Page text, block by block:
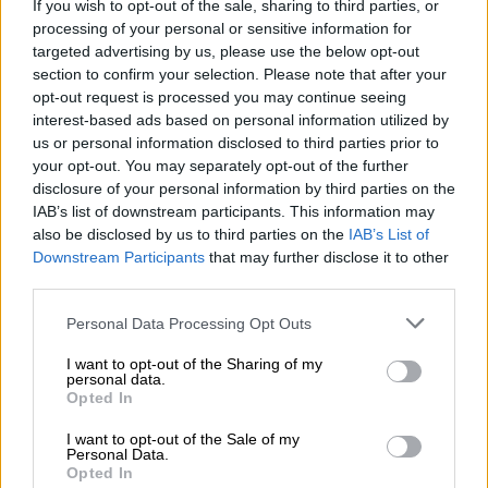
If you wish to opt-out of the sale, sharing to third parties, or
processing of your personal or sensitive information for
targeted advertising by us, please use the below opt-out
section to confirm your selection. Please note that after your
opt-out request is processed you may continue seeing
interest-based ads based on personal information utilized by
us or personal information disclosed to third parties prior to
your opt-out. You may separately opt-out of the further
disclosure of your personal information by third parties on the
IAB’s list of downstream participants. This information may
also be disclosed by us to third parties on the IAB’s List of
Downstream Participants that may further disclose it to other
Please note that this website/app uses one or more Google
not limited to your visit or usage behaviour. You may click to
grant or deny consent to Google and its third-party tags to
use your data for below specified purposes in below Google
consent section.
Personal Data Processing Opt Outs
I want to opt-out of the Sharing of my
personal data.
Opted In
I want to opt-out of the Sale of my
Personal Data.
Opted In
τραυματίστηκαν.
Βουλευτέςτης συμπολίτευσης,
αντιδρώντας, σηκώθηκαν από τα έδρανά
τους, κινήθηκαν προς τουςσυναδέλφους
τους που διαμαρτύρονταν και ακολούθησε
συμπλοκή. Έπεσαν μπουνιές,σφαλιάρες
μαλλιοτραβήγματα και ακούστηκαν χυδαίες
ύβρεις. Η αστυνομία πουεισήλθεστην
αίθουσα έπειτα από εντολή της προέδρου
της Βουλής με δυσκολία κατάφερε να
αποτρέψει γενίκευση της συμπλοκής
Η πρόεδρος της βουλής ΆναΜπρνάμπιτς
αφού διέκοψε
την συνεδρίαση
επανήλθε λίγη ώρα
λήξη της συζήτησης για τον προϋπολογισμό